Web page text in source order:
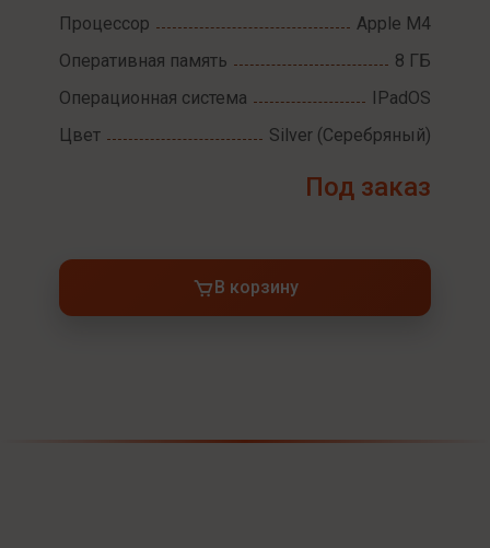
Процессор
Apple M4
Оперативная память
8 ГБ
Операционная система
IPadOS
Цвет
Silver (Серебряный)
Под заказ
В корзину